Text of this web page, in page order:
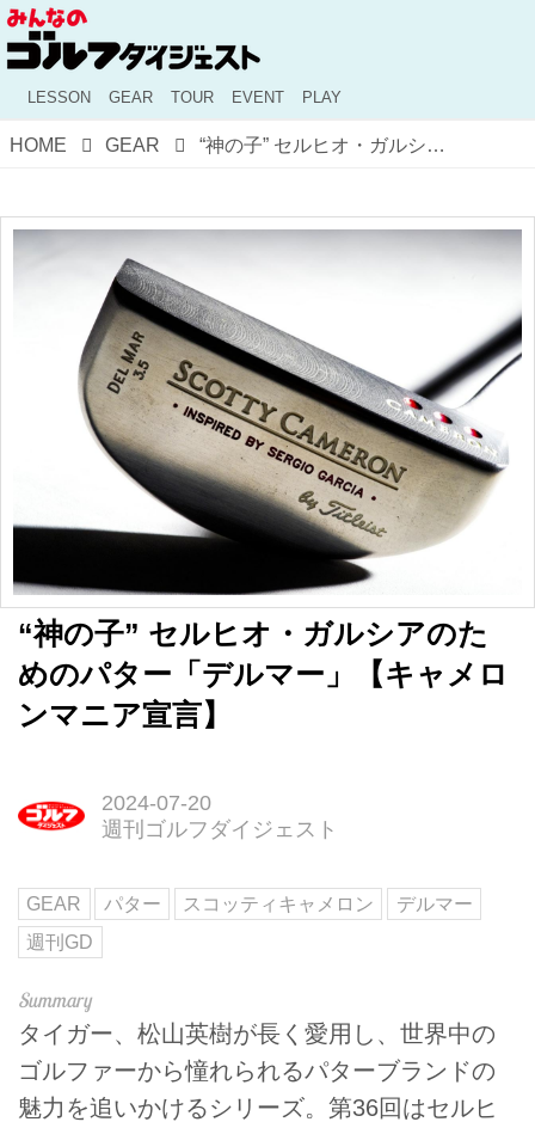
LESSON GEAR TOUR EVENT PLAY
HOME GEAR “神の子” セルヒオ・ガルシアのためのパター「デルマー」【キャメロンマニア宣言】
“神の子” セルヒオ・ガルシアのた
めのパター「デルマー」【キャメロ
ンマニア宣言】
2024-07-20
週刊ゴルフダイジェスト
GEAR パター スコッティキャメロン
デルマー
週刊GD
タイガー、松山英樹が長く愛用し、世界中の
ゴルファーから憧れられるパターブランドの
魅力を追いかけるシリーズ。第36回はセルヒ